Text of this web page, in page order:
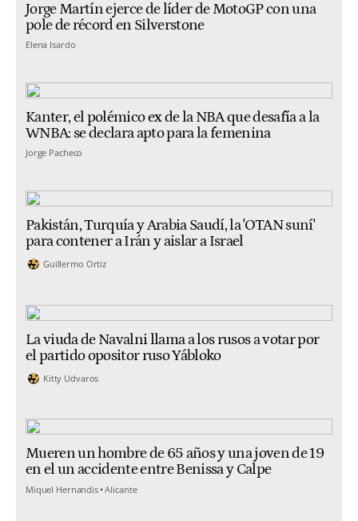
Jorge Martín ejerce de líder de MotoGP con una
pole de récord en Silverstone
Elena Isardo
Kanter, el polémico ex de la NBA que desafía a la
WNBA: se declara apto para la femenina
Jorge Pacheco
Pakistán, Turquía y Arabia Saudí, la 'OTAN suní'
para contener a Irán y aislar a Israel
Guillermo Ortiz
La viuda de Navalni llama a los rusos a votar por
el partido opositor ruso Yábloko
Kitty Udvaros
Mueren un hombre de 65 años y una joven de 19
en el un accidente entre Benissa y Calpe
Miquel Hernandis Alicante